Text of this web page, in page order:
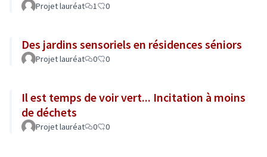
Projet lauréat 1 0
Des jardins sensoriels en résidences séniors
Projet lauréat 0 0
Il est temps de voir vert... Incitation à moins
de déchets
Projet lauréat 0 0